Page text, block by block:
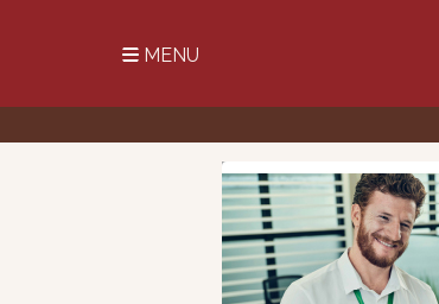
MENU